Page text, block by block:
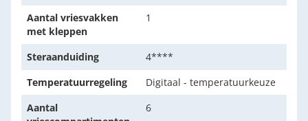
Aantal vriesvakken
met kleppen
1
Steraanduiding
4****
Temperatuurregeling
Digitaal - temperatuurkeuze
Aantal
6